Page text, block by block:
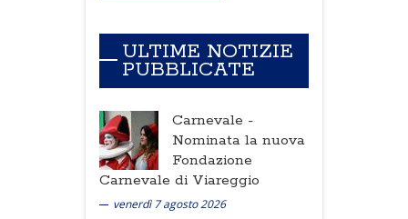
ULTIME NOTIZIE
PUBBLICATE
Carnevale -
Nominata la nuova
Fondazione
Carnevale di Viareggio
venerdì 7 agosto 2026